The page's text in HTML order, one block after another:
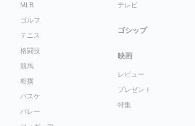
MLB
ゴルフ
テニス
格闘技
競馬
相撲
バスケ
バレー
テレビ
ゴシップ
映画
レビュー
プレゼント
特集